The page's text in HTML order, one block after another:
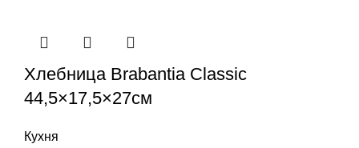
Хлебница Brabantia Classic
44,5×17,5×27см
Кухня